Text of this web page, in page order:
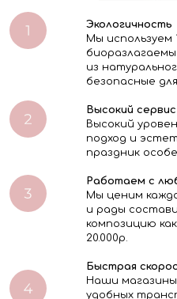
Экологичность
Мы используем
из
безопасные
Высокий сервис
Высокий
подход и
праздник
Работаем с
Мы ценим
и рады
композицию
20.000р.
Быстрая
Наши
удобных